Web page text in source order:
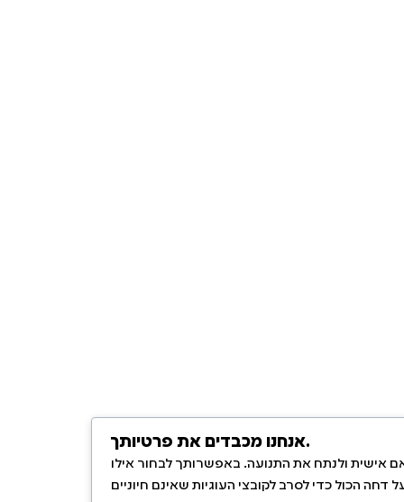
אנחנו מכבדים את פרטיותך.
אישית ולנתח את התנועה. באפשרותך לבחור אילו